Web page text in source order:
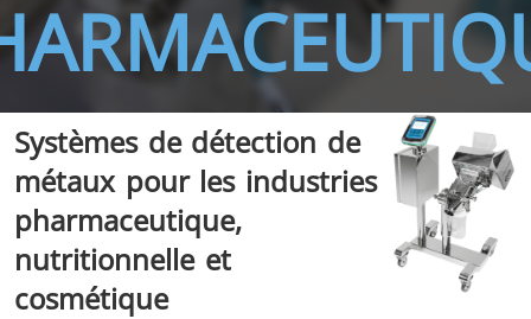
THS/FBB
THS/MBB
THS/GMS21
THS/G21
Systèmes de détection de
métaux pour les industries
pharmaceutique,
nutritionnelle et
cosmétique